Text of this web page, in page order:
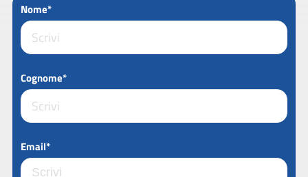
Nome*
Cognome*
Email*